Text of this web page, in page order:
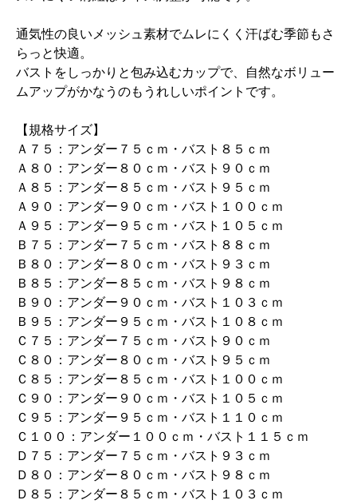
通気性の良いメッシュ素材でムレにくく汗ばむ季節もさ
らっと快適。
バストをしっかりと包み込むカップで、自然なボリュー
ムアップがかなうのもうれしいポイントです。
【規格サイズ】
Ａ７５：アンダー７５ｃｍ・バスト８５ｃｍ
Ａ８０：アンダー８０ｃｍ・バスト９０ｃｍ
Ａ８５：アンダー８５ｃｍ・バスト９５ｃｍ
Ａ９０：アンダー９０ｃｍ・バスト１００ｃｍ
Ａ９５：アンダー９５ｃｍ・バスト１０５ｃｍ
Ｂ７５：アンダー７５ｃｍ・バスト８８ｃｍ
Ｂ８０：アンダー８０ｃｍ・バスト９３ｃｍ
Ｂ８５：アンダー８５ｃｍ・バスト９８ｃｍ
Ｂ９０：アンダー９０ｃｍ・バスト１０３ｃｍ
Ｂ９５：アンダー９５ｃｍ・バスト１０８ｃｍ
Ｃ７５：アンダー７５ｃｍ・バスト９０ｃｍ
Ｃ８０：アンダー８０ｃｍ・バスト９５ｃｍ
Ｃ８５：アンダー８５ｃｍ・バスト１００ｃｍ
Ｃ９０：アンダー９０ｃｍ・バスト１０５ｃｍ
Ｃ９５：アンダー９５ｃｍ・バスト１１０ｃｍ
Ｃ１００：アンダー１００ｃｍ・バスト１１５ｃｍ
Ｄ７５：アンダー７５ｃｍ・バスト９３ｃｍ
Ｄ８０：アンダー８０ｃｍ・バスト９８ｃｍ
Ｄ８５：アンダー８５ｃｍ・バスト１０３ｃｍ